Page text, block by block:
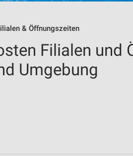
& Öffnungszeiten
Filialen und
Umgebung